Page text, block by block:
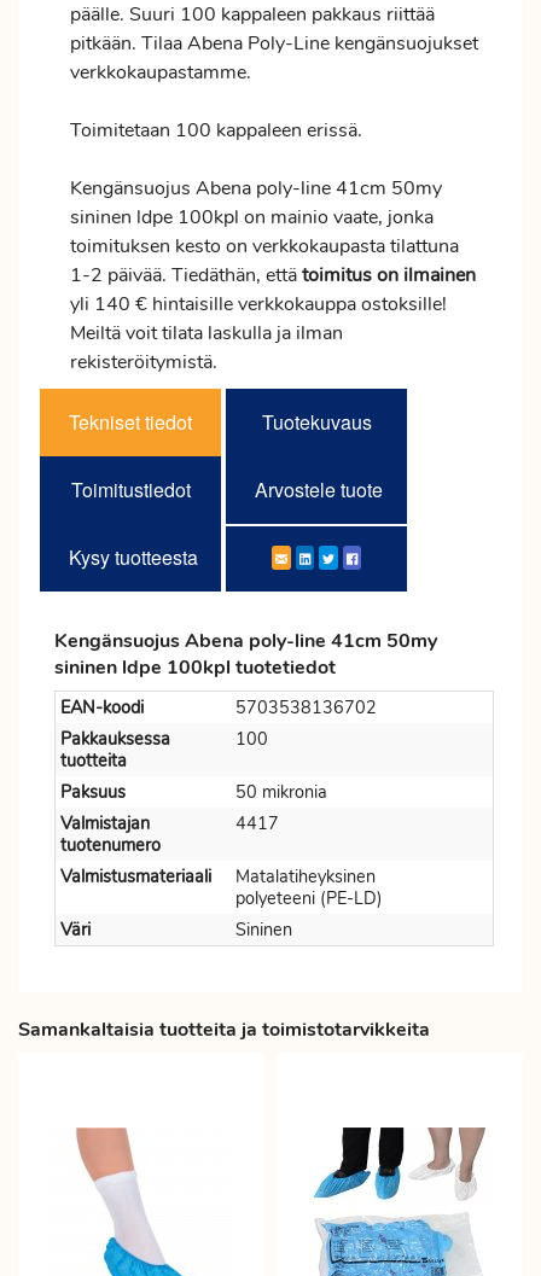
päälle. Suuri 100 kappaleen pakkaus riittää
pitkään. Tilaa Abena Poly-Line kengänsuojukset
verkkokaupastamme.
Toimitetaan 100 kappaleen erissä.
Kengänsuojus Abena poly-line 41cm 50my
sininen ldpe 100kpl on mainio vaate, jonka
toimituksen kesto on verkkokaupasta tilattuna
1-2 päivää. Tiedäthän, ettätoimituson ilmainen
yli 140 € hintaisille verkkokauppa ostoksille!
Meiltä voit tilata laskulla ja ilman
rekisteröitymistä.
Tekniset tiedot Tuotekuvaus
Toimitustiedot Arvostele tuote
Kysy tuotteesta
Kengänsuojus Abena poly-line 41cm 50my
sininen ldpe 100kpl tuotetiedot
EAN-koodi
5703538136702
Pakkauksessa
tuotteita
100
Paksuus
50 mikronia
Valmistajan
tuotenumero
4417
Valmistusmateriaali
Matalatiheyksinen
polyeteeni (PE-LD)
Väri
Sininen
Samankaltaisia tuotteita ja toimistotarvikkeita